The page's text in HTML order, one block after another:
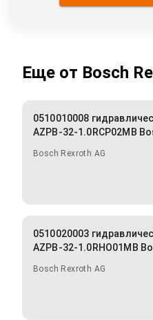
Еще от Bosch
0510010008
AZPB-32-1.0RCP02MB
Bosch Rexroth AG
0510020003
AZPB-32-1.0RHO01MB
Bosch Rexroth AG